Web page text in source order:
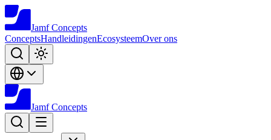
Jamf Concepts
ConceptsHandleidingenEcosysteemOver ons
Jamf Concepts